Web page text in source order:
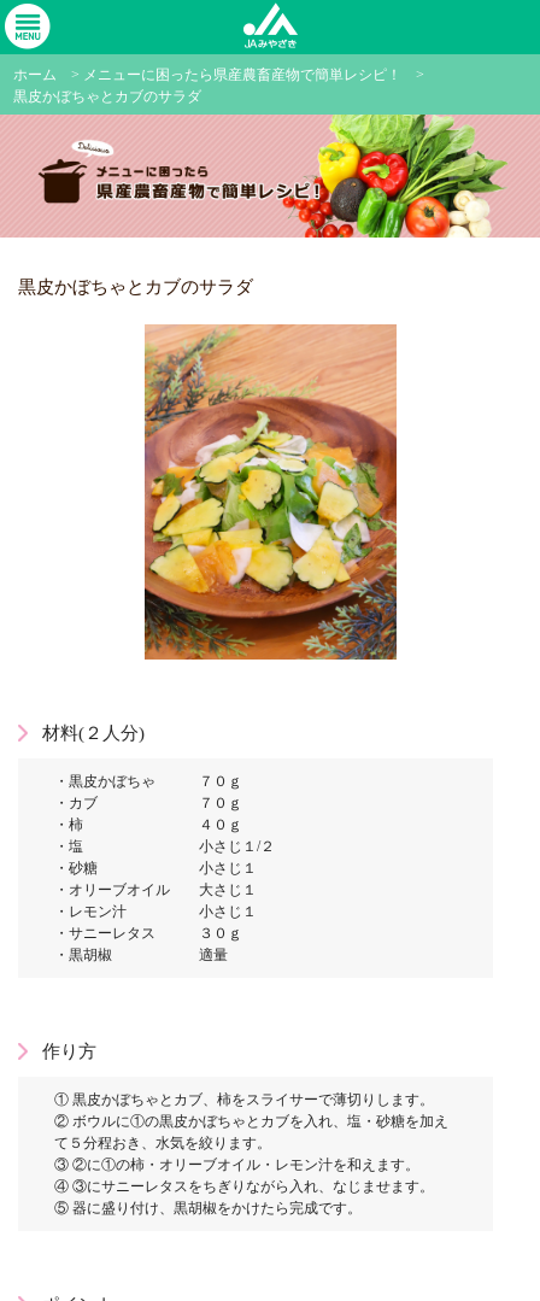
ホーム > メニューに困ったら県産農畜産物で簡単レシピ！
>
黒皮かぼちゃとカブのサラダ
黒皮かぼちゃとカブのサラダ
材料(２人分)
・黒皮かぼちゃ ７０ｇ
・カブ ７０ｇ
・柿 ４０ｇ
・塩 小さじ１/２
・砂糖 小さじ１
・オリーブオイル 大さじ１
・レモン汁 小さじ１
・サニーレタス ３０ｇ
・黒胡椒 適量
作り方
① 黒皮かぼちゃとカブ、柿をスライサーで薄切りします。
② ボウルに①の黒皮かぼちゃとカブを入れ、塩・砂糖を加え
て５分程おき、水気を絞ります。
③ ②に①の柿・オリーブオイル・レモン汁を和えます。
④ ③にサニーレタスをちぎりながら入れ、なじませます。
⑤ 器に盛り付け、黒胡椒をかけたら完成です。